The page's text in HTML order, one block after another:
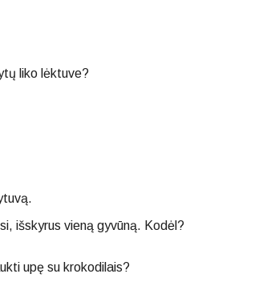
liko lėktuve?
išskyrus vieną gyvūną. Kodėl?
upę su krokodilais?